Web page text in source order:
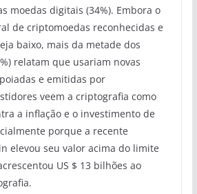
moedas digitais (34%). Embora o
de criptomoedas reconhecidas e
baixo, mais da metade dos
relatam que usariam novas
e emitidas por
veem a criptografia como
a inflação e o investimento de
porque a recente
elevou seu valor acima do limite
US $ 13 bilhões ao